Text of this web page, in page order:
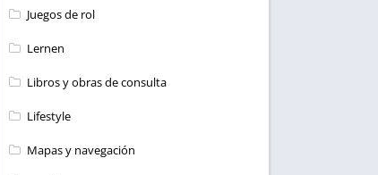
Juegos de rol
Lernen
Libros y obras de consulta
Lifestyle
Mapas y navegación